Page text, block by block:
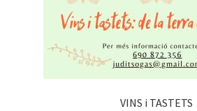
VINS i TASTETS